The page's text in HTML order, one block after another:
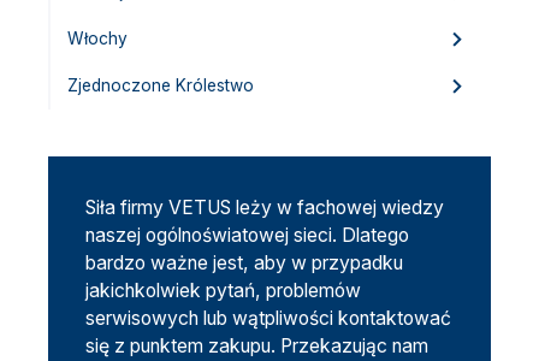
Włochy
Zjednoczone Królestwo
Siła firmy VETUS leży w fachowej wiedzy
naszej ogólnoświatowej sieci. Dlatego
bardzo ważne jest, aby w przypadku
jakichkolwiek pytań, problemów
serwisowych lub wątpliwości kontaktować
się z punktem zakupu. Przekazując nam